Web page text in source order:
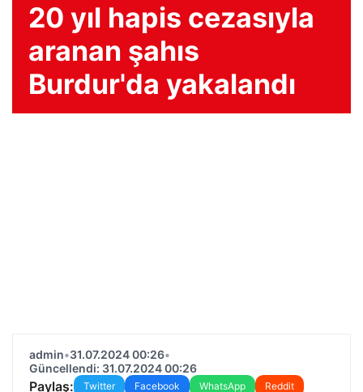
20 yıl hapis cezasıyla
aranan şahıs
Burdur'da yakalandı
admin•31.07.2024 00:26•
Güncellendi: 31.07.2024 00:26
Paylaş: Twitter Facebook WhatsApp
Reddit